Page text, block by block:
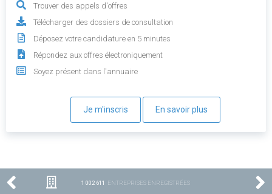
Trouver des appels d'offres
Télécharger des dossiers de consultation
Déposez votre candidature en 5 minutes
Répondez aux offres électroniquement
Soyez présent dans l'annuaire
Je m'inscris En savoir plus
1 002 611 ENTREPRISES ENREGISTRÉES